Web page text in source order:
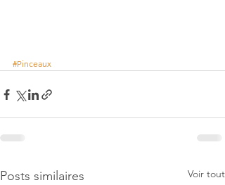
#Pinceaux
Posts similaires Voir tout